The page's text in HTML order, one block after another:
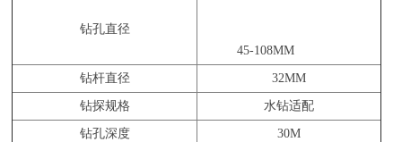
钻孔直径
45-108MM
钻杆直径 32MM
钻探规格 水钻适配
钻孔深度 30M